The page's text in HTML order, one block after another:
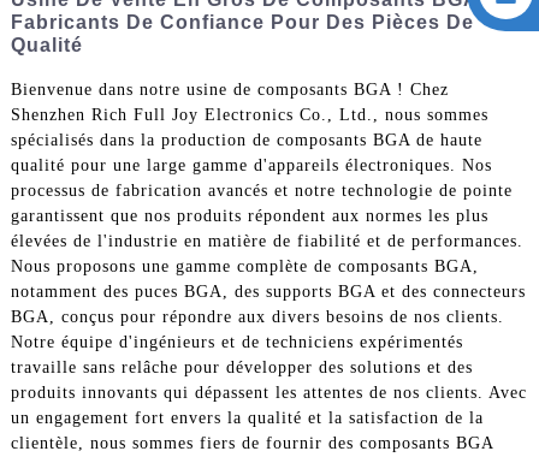
Fabricants De Confiance Pour Des Pièces De
Qualité
Bienvenue dans notre usine de composants BGA ! Chez
Shenzhen Rich Full Joy Electronics Co., Ltd., nous sommes
spécialisés dans la production de composants BGA de haute
qualité pour une large gamme d'appareils électroniques. Nos
processus de fabrication avancés et notre technologie de pointe
garantissent que nos produits répondent aux normes les plus
élevées de l'industrie en matière de fiabilité et de performances.
Nous proposons une gamme complète de composants BGA,
notamment des puces BGA, des supports BGA et des connecteurs
BGA, conçus pour répondre aux divers besoins de nos clients.
Notre équipe d'ingénieurs et de techniciens expérimentés
travaille sans relâche pour développer des solutions et des
produits innovants qui dépassent les attentes de nos clients. Avec
un engagement fort envers la qualité et la satisfaction de la
clientèle, nous sommes fiers de fournir des composants BGA